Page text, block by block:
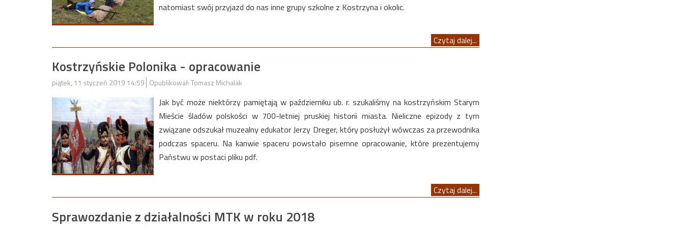
natomiast swój przyjazd do nas inne grupy szkolne z Kostrzyna i okolic.
Czytaj dalej...
Kostrzyńskie Polonika - opracowanie
piątek, 11 styczeń 2019 14:59 Opublikował: Tomasz Michalak
Jak być może niektórzy pamiętają w październiku ub. r. szukaliśmy na kostrzyńskim Starym
Mieście śladów polskości w 700-letniej pruskiej historii miasta. Nieliczne epizody z tym
związane odszukał muzealny edukator Jerzy Dreger, który posłużył wówczas za przewodnika
podczas spaceru. Na kanwie spaceru powstało pisemne opracowanie, które prezentujemy
Państwu w postaci pliku pdf.
Czytaj dalej...
Sprawozdanie z działalności MTK w roku 2018